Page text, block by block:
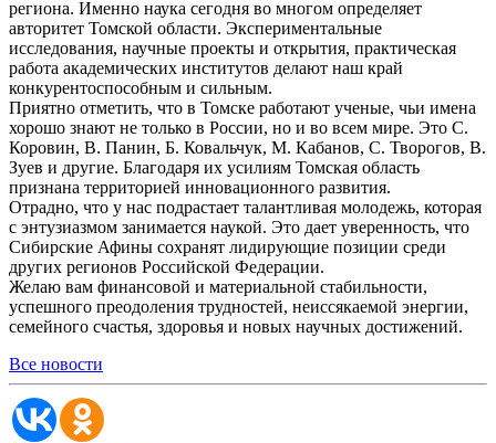
региона. Именно наука сегодня во многом определяет
авторитет Томской области. Экспериментальные
исследования, научные проекты и открытия, практическая
работа академических институтов делают наш край
конкурентоспособным и сильным.
Приятно отметить, что в Томске работают ученые, чьи имена
хорошо знают не только в России, но и во всем мире. Это С.
Коровин, В. Панин, Б. Ковальчук, М. Кабанов, С. Творогов, В.
Зуев и другие. Благодаря их усилиям Томская область
признана территорией инновационного развития.
Отрадно, что у нас подрастает талантливая молодежь, которая
с энтузиазмом занимается наукой. Это дает уверенность, что
Сибирские Афины сохранят лидирующие позиции среди
других регионов Российской Федерации.
Желаю вам финансовой и материальной стабильности,
успешного преодоления трудностей, неиссякаемой энергии,
семейного счастья, здоровья и новых научных достижений.
Все новости